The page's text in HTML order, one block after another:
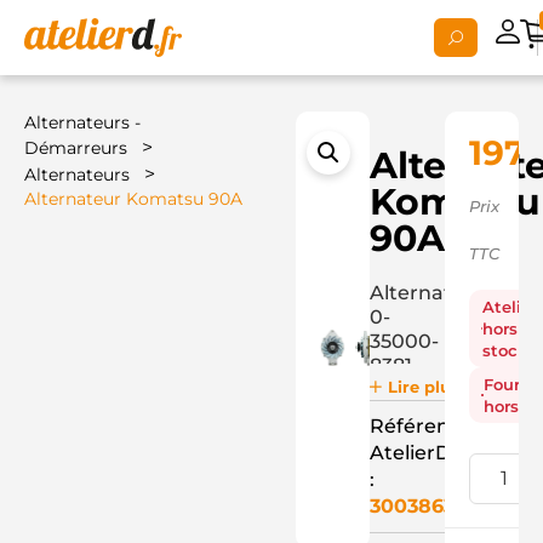
Alternateurs -
Démarreurs
>
Alternateurs >
Alternateur Komatsu 90A
Komatsu
90A
Alternateur
0-
35000-
8381
Lire plus
Référence
AtelierD
:
3003863
Prix
TTC
Atelier
hors
stock
hors